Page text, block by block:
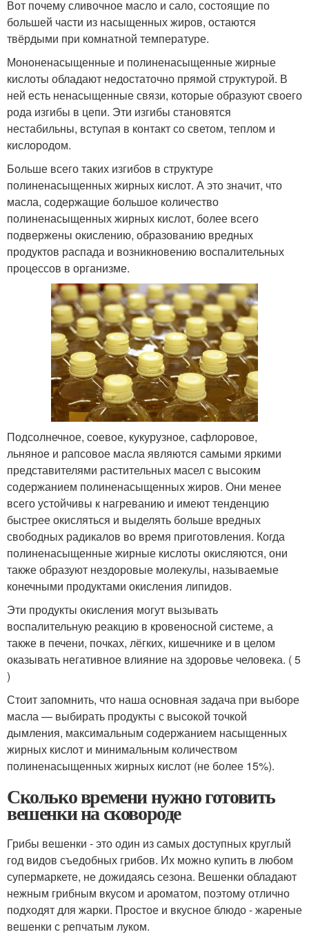
Вот почему сливочное масло и сало, состоящие по
большей части из насыщенных жиров, остаются
твёрдыми при комнатной температуре.
Мононенасыщенные и полиненасыщенные жирные
кислоты обладают недостаточно прямой структурой. В
ней есть ненасыщенные связи, которые образуют своего
рода изгибы в цепи. Эти изгибы становятся
нестабильны, вступая в контакт со светом, теплом и
кислородом.
Больше всего таких изгибов в структуре
полиненасыщенных жирных кислот. А это значит, что
масла, содержащие большое количество
полиненасыщенных жирных кислот, более всего
подвержены окислению, образованию вредных
продуктов распада и возникновению воспалительных
процессов в организме.
Подсолнечное, соевое, кукурузное, сафлоровое,
льняное и рапсовое масла являются самыми яркими
представителями растительных масел с высоким
содержанием полиненасыщенных жиров. Они менее
всего устойчивы к нагреванию и имеют тенденцию
быстрее окисляться и выделять больше вредных
свободных радикалов во время приготовления. Когда
полиненасыщенные жирные кислоты окисляются, они
также образуют нездоровые молекулы, называемые
конечными продуктами окисления липидов.
Эти продукты окисления могут вызывать
воспалительную реакцию в кровеносной системе, а
также в печени, почках, лёгких, кишечнике и в целом
оказывать негативное влияние на здоровье человека. ( 5
)
Стоит запомнить, что наша основная задача при выборе
масла — выбирать продукты с высокой точкой
дымления, максимальным содержанием насыщенных
жирных кислот и минимальным количеством
полиненасыщенных жирных кислот (не более 15%).
Сколько времени нужно готовить
вешенки на сковороде
Грибы вешенки - это один из самых доступных круглый
год видов съедобных грибов. Их можно купить в любом
супермаркете, не дожидаясь сезона. Вешенки обладают
нежным грибным вкусом и ароматом, поэтому отлично
подходят для жарки. Простое и вкусное блюдо - жареные
вешенки с репчатым луком.